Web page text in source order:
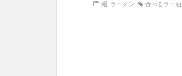
麺, ラーメン 食べるラー油